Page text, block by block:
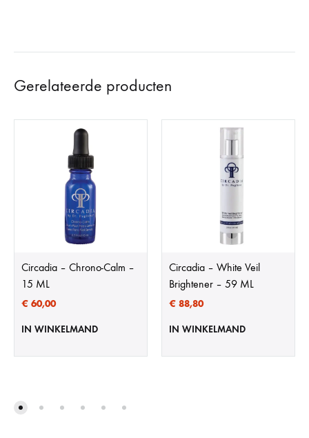
Gerelateerde producten
Circadia – Chrono-Calm –
15 ML
€ 60,00
IN WINKELMAND
Circadia – White Veil
Brightener – 59 ML
€ 88,80
IN WINKELMAND